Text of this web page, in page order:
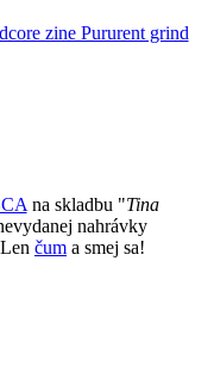
zine Pururent grind
na skladbu "Tina
nahrávky
čum a smej sa!